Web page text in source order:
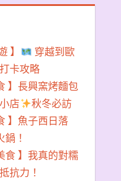
】
穿越到歐
卡攻略
】長興窯烤麵包
店
秋冬必訪
】魚子西日落
！
食 】我真的對糯
抗力！